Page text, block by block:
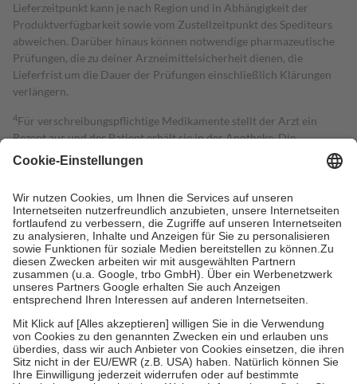
Lieferzeitpunkt kann je nach Region und in Abhängigkeit der
Produktverfügbarkeit sowie vom Zustellzeitpunkt des Spediteurs
abweichen. Darüber hinaus können notwendige pharmazeutische
Prüfungen, die zu deiner Arzneimittelsicherheit dienen, die
Lieferfrist um die Dauer der Prüfungen einschließlich Klärungen
verlängern.
4Für verschreibungspflichtige Medikamente stellt der Arzt ein
Rezept aus und der Patient erhält sie in der Apotheke. Die
gesetzliche Krankenversicherung übernimmt in der Regel die
Kosten dafür, der Versicherte trägt einen Teil davon als Zuzahlung
Grundsätzlich leisten Mitglieder Zuzahlungen in Höhe von zehn
Prozent des Abgabepreises,mindestens jedochfünf Euround
höchstens zehn Euro.Es sind jedoch nie mehr als die tatsächlichen
Kosten der Leistung zu entrichten.
Diese Regeln gelten grundsätzlich auch für Online-Apotheken.
Bei Heilmitteln und häuslicher Krankenpflege beträgt die
Zuzahlung zehn Prozent der Kosten sowie zehn Euro je
Verordnung.
Um das Engagement der Versicherten für ihre eigene Gesundheit zu
stärken und die besondere Stellung der Familie zu unterstützen,
fallenkeine Zuzahlungenan bei: